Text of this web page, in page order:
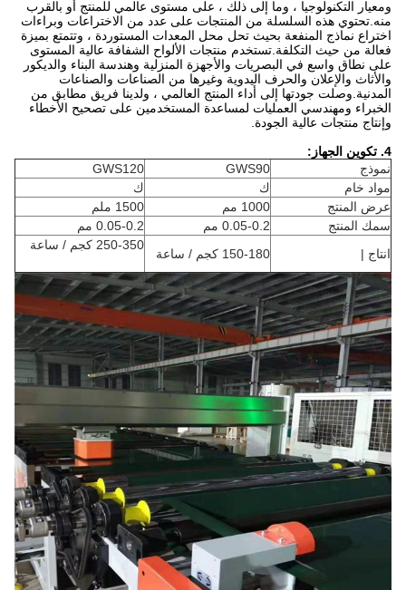
ومعيار التكنولوجيا ، وما إلى ذلك ، على مستوى عالمي للمنتج أو بالقرب
منه.تحتوي هذه السلسلة من المنتجات على عدد من الاختراعات وبراءات
اختراع نماذج المنفعة بحيث تحل محل المعدات المستوردة ، وتتمتع بميزة
فعالة من حيث التكلفة.تستخدم منتجات الألواح الشفافة عالية المستوى
على نطاق واسع في البصريات والأجهزة المنزلية وهندسة البناء والديكور
والأثاث والإعلان والحرف اليدوية وغيرها من الصناعات والصناعات
المدنية.وصلت جودتها إلى أداء المنتج العالمي ، ولدينا فريق مطابق من
الخبراء ومهندسي العمليات لمساعدة المستخدمين على تصحيح الأخطاء
وإنتاج منتجات عالية الجودة.
4. تكوين الجهاز:
نموذج
GWS90
GWS120
مواد خام
ك
ك
عرض المنتج
1000 مم
1500 ملم
سمك المنتج
0.05-0.2 مم
0.05-0.2 مم
انتاج |
150-180 كجم / ساعة
250-350 كجم / ساعة